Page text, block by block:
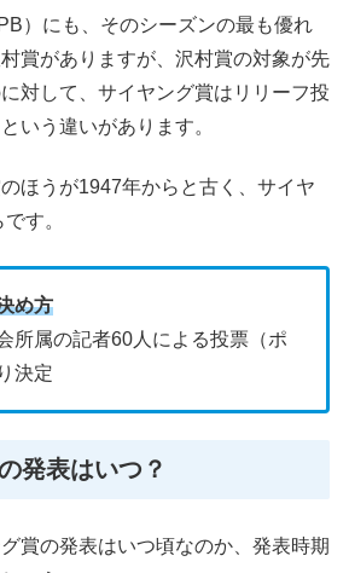
）にも、そのシーズンの最も優れ
賞がありますが、沢村賞の対象が先
対して、サイヤング賞はリリーフ投
いう違いがあります。
ほうが1947年からと古く、サイヤ
す。
め方
所属の記者60人による投票（ポ
決定
発表はいつ？
賞の発表はいつ頃なのか、発表時期